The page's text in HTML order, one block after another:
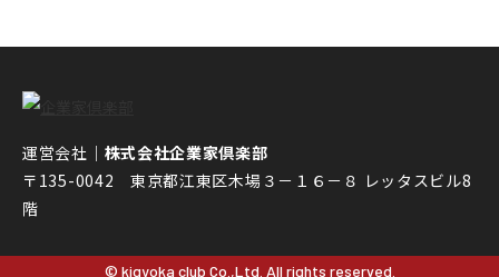
運営会社｜ 株式会社企業家倶楽部
〒135-0042 東京都江東区木場３－１６－８ レッタスビル8
階
© kigyoka club Co.,Ltd. All rights reserved.